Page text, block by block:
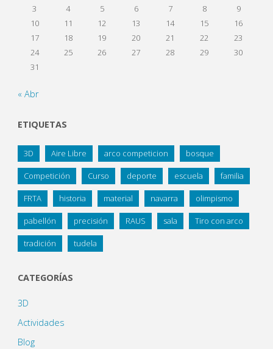
3
4 5 6 7 8
9
10
11 12 13 14 15
16
17
18 19 20 21 22
23
24
25 26 27 28 29
30
31
« Abr
ETIQUETAS
3D Aire Libre arco competicion bosque
Competición Curso deporte escuela familia
FRTA historia material navarra olimpismo
pabellón precisión RAUS sala Tiro con arco
tradición tudela
CATEGORÍAS
3D
Actividades
Blog